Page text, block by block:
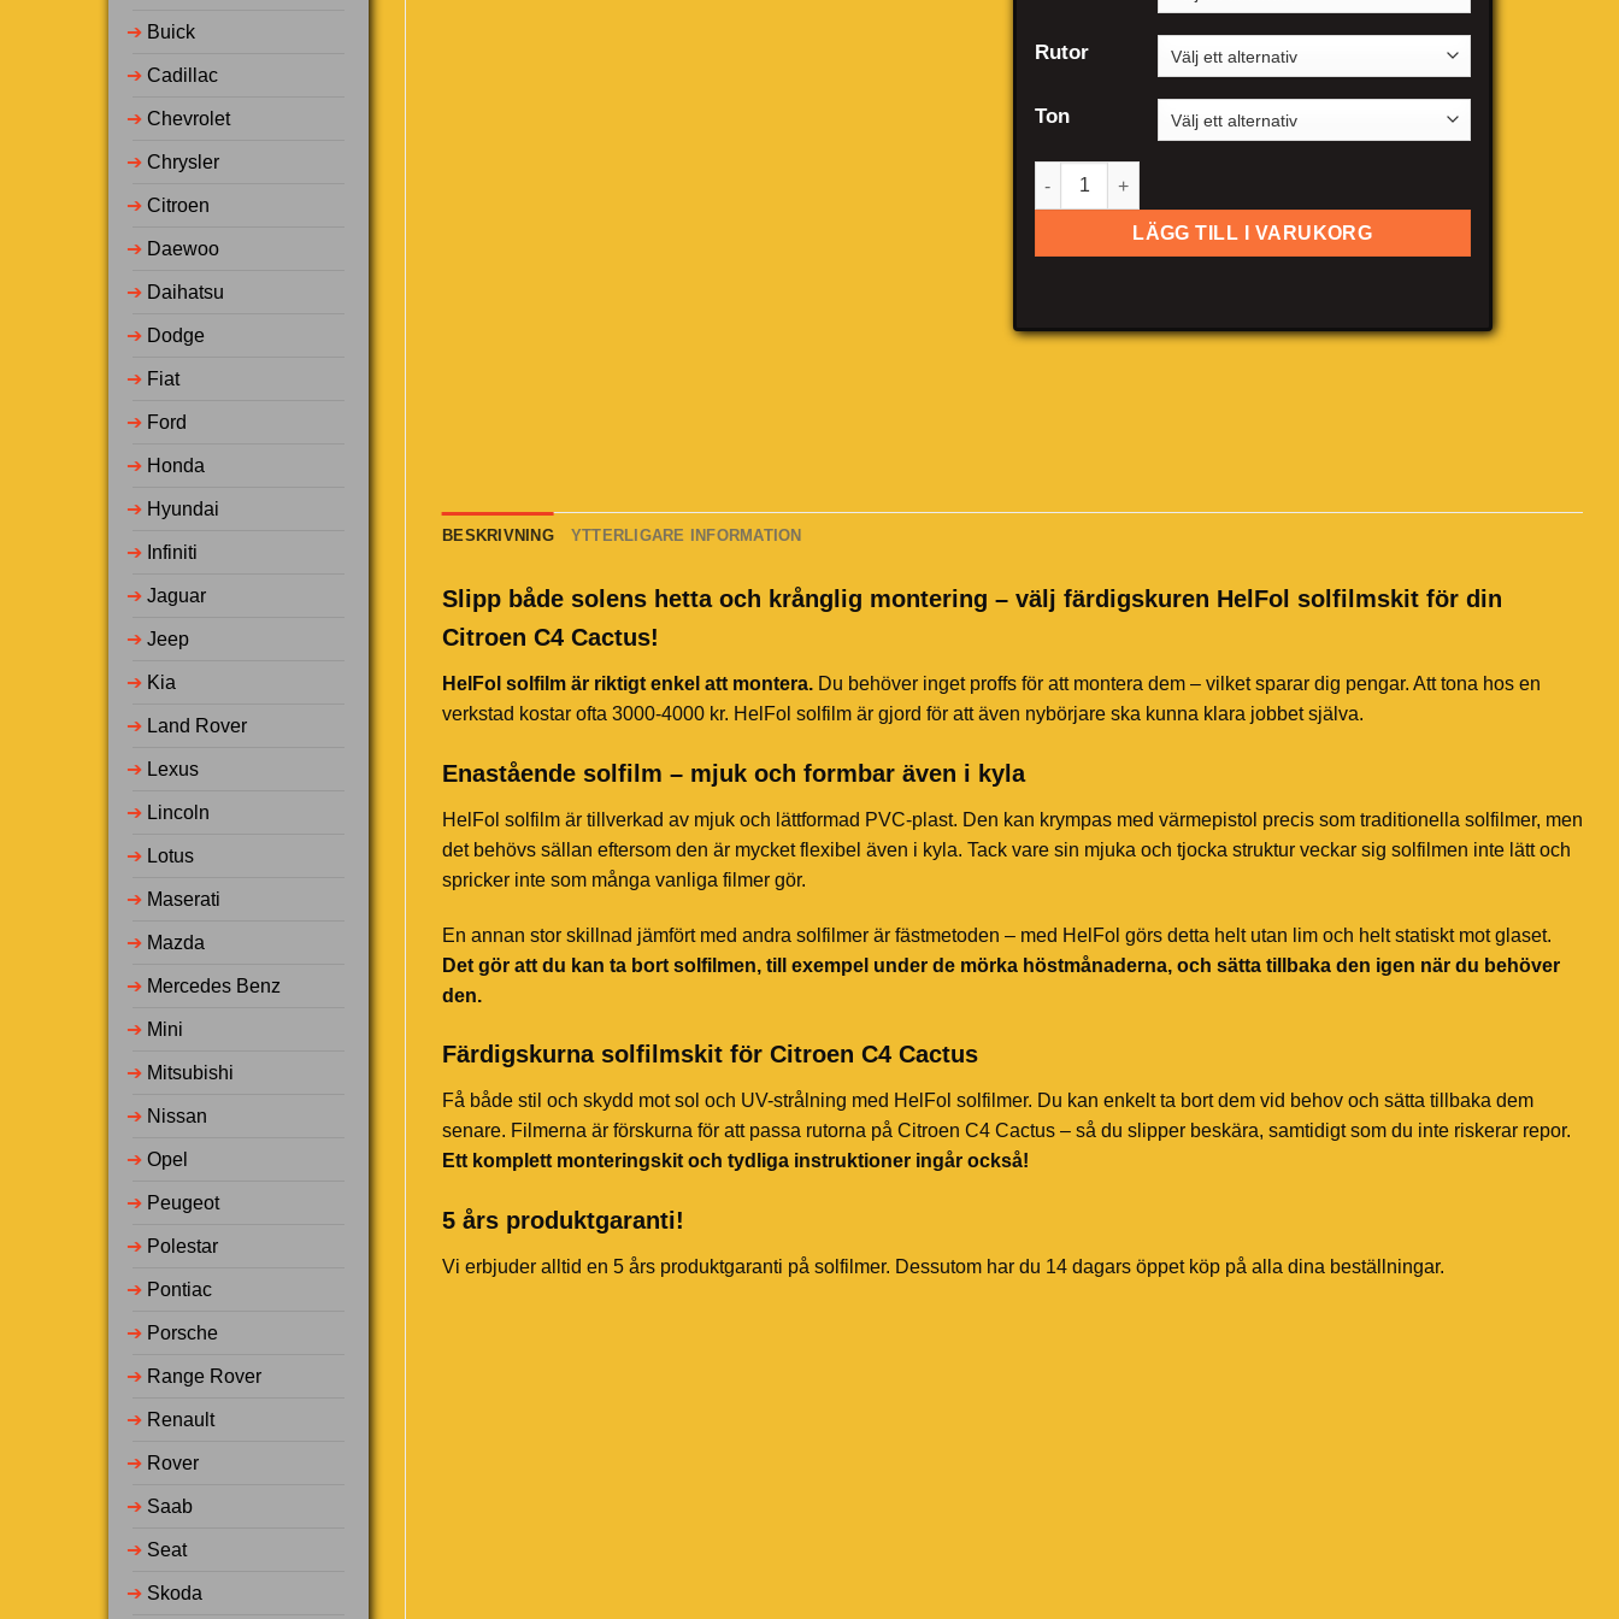
➔ Buick
➔ Cadillac
➔ Chevrolet
➔ Chrysler
➔ Citroen
➔ Daewoo
➔ Daihatsu
➔ Dodge
➔ Fiat
➔ Ford
➔ Honda
➔ Hyundai
➔ Infiniti
➔ Jaguar
➔ Jeep
➔ Kia
➔ Land Rover
➔ Lexus
➔ Lincoln
➔ Lotus
➔ Maserati
➔ Mazda
➔ Mercedes Benz
➔ Mini
➔ Mitsubishi
➔ Nissan
➔ Opel
➔ Peugeot
➔ Polestar
➔ Pontiac
➔ Porsche
➔ Range Rover
➔ Renault
➔ Rover
➔ Saab
➔ Seat
➔ Skoda
Rutor
Ton
Citroen C4 Cactus mängd
LÄGG TILL I VARUKORG
BESKRIVNING YTTERLIGARE INFORMATION
Slipp både solens hetta och krånglig montering – välj färdigskuren HelFol solfilmskit för din
Citroen C4 Cactus!
HelFol solfilm är riktigt enkel att montera. Du behöver inget proffs för att montera dem – vilket sparar dig pengar. Att tona hos en
verkstad kostar ofta 3000-4000 kr. HelFol solfilm är gjord för att även nybörjare ska kunna klara jobbet själva.
Enastående solfilm – mjuk och formbar även i kyla
HelFol solfilm är tillverkad av mjuk och lättformad PVC-plast. Den kan krympas med värmepistol precis som traditionella solfilmer, men
det behövs sällan eftersom den är mycket flexibel även i kyla. Tack vare sin mjuka och tjocka struktur veckar sig solfilmen inte lätt och
spricker inte som många vanliga filmer gör.
En annan stor skillnad jämfört med andra solfilmer är fästmetoden – med HelFol görs detta helt utan lim och helt statiskt mot glaset.
Det gör att du kan ta bort solfilmen, till exempel under de mörka höstmånaderna, och sätta tillbaka den igen när du behöver
den.
Färdigskurna solfilmskit för Citroen C4 Cactus
Få både stil och skydd mot sol och UV-strålning med HelFol solfilmer. Du kan enkelt ta bort dem vid behov och sätta tillbaka dem
senare. Filmerna är förskurna för att passa rutorna på Citroen C4 Cactus – så du slipper beskära, samtidigt som du inte riskerar repor.
Ett komplett monteringskit och tydliga instruktioner ingår också!
5 års produktgaranti!
Vi erbjuder alltid en 5 års produktgaranti på solfilmer. Dessutom har du 14 dagars öppet köp på alla dina beställningar.